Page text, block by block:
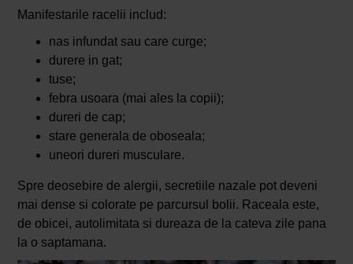
Manifestarile racelii includ:
nas infundat sau care curge;
durere in gat;
tuse;
febra usoara (mai ales la copii);
dureri de cap;
stare generala de oboseala;
uneori dureri musculare.
Spre deosebire de alergii, secretiile nazale pot deveni
mai dense si colorate pe parcursul bolii. Raceala este,
de obicei, autolimitata si dureaza de la cateva zile pana
la o saptamana.